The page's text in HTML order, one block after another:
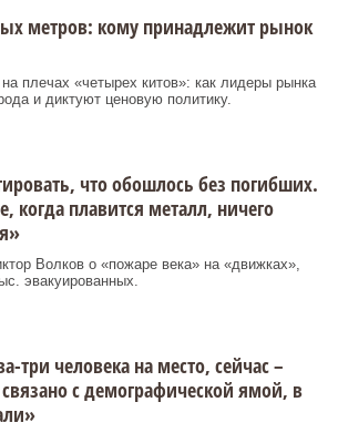
метров: кому принадлежит рынок
плечах «четырех китов»: как лидеры рынка
и диктуют ценовую политику.
что обошлось без погибших.
когда плавится металл, ничего
Волков о «пожаре века» на «движках»,
эвакуированных.
три человека на место, сейчас –
с демографической ямой, в